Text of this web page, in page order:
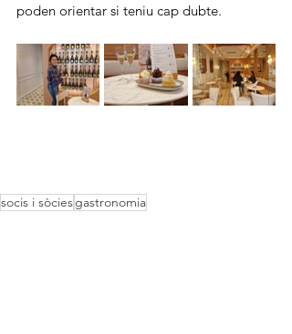
poden orientar si teniu cap dubte.
socis i sòciesgastronomia